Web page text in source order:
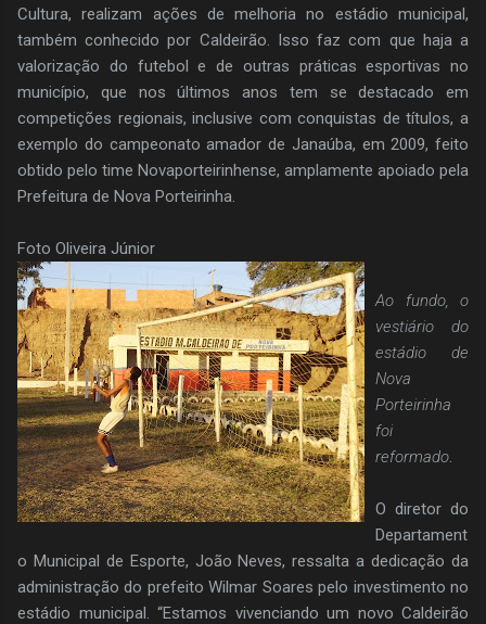
Cultura, realizam ações de melhoria no estádio municipal,
também conhecido por Caldeirão. Isso faz com que haja a
valorização do futebol e de outras práticas esportivas no
município, que nos últimos anos tem se destacado em
competições regionais, inclusive com conquistas de títulos, a
exemplo do campeonato amador de Janaúba, em 2009, feito
obtido pelo time Novaporteirinhense, amplamente apoiado pela
Prefeitura de Nova Porteirinha.
Foto Oliveira Júnior
Ao fundo, o
vestiário do
estádio de
Nova
Porteirinha
foi
reformado.
O diretor do
Departament
o Municipal de Esporte, João Neves, ressalta a dedicação da
administração do prefeito Wilmar Soares pelo investimento no
estádio municipal. “Estamos vivenciando um novo Caldeirão